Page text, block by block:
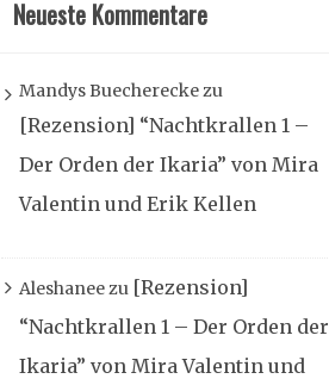
Neueste Kommentare
Mandys Buechereckezu
[Rezension] “Nachtkrallen 1 –
Der Orden der Ikaria” von Mira
Valentin und Erik Kellen
Aleshaneezu [Rezension]
“Nachtkrallen 1 – Der Orden der
Ikaria” von Mira Valentin und